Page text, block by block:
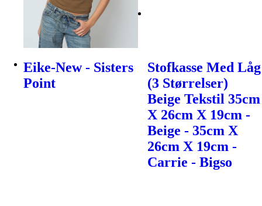
Eike-New - Sisters
Point
Stofkasse Med Låg
(3 Størrelser)
Beige Tekstil 35cm
X 26cm X 19cm -
Beige - 35cm X
26cm X 19cm -
Carrie - Bigso